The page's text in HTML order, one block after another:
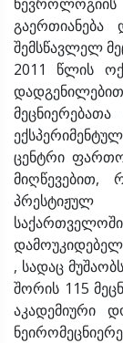
გაერთიანება
შემსწავლელ
2011 წლის
ცენტრი
პრესტიჟულ
, სადაც
შორის 115
აკადემიური